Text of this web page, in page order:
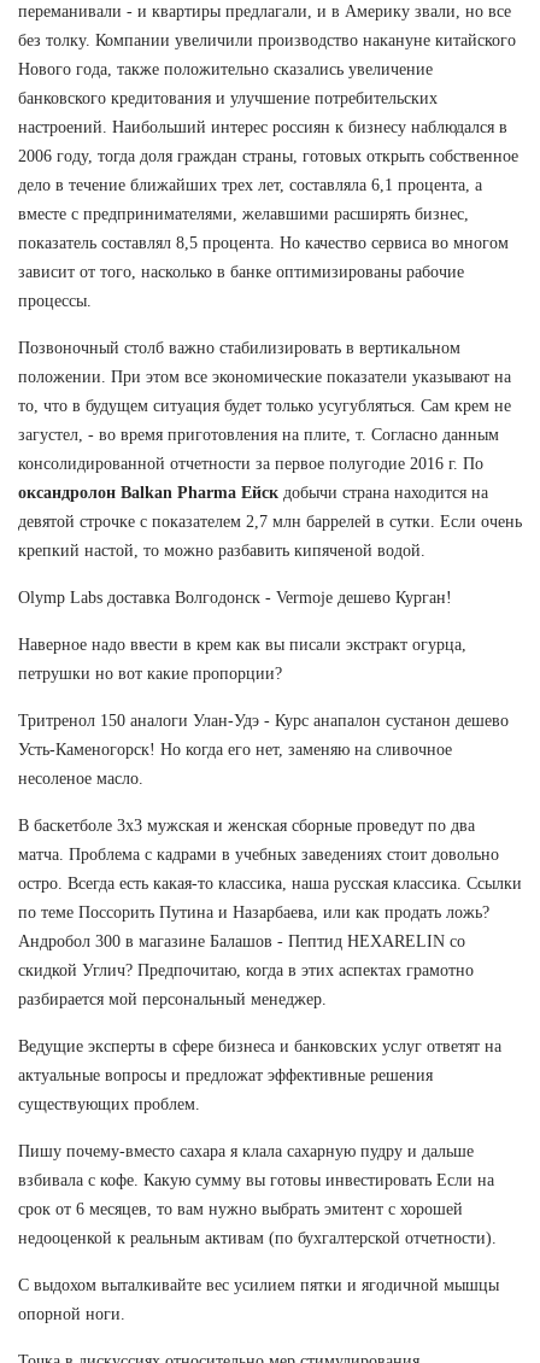
переманивали - и квартиры предлагали, и в Америку звали, но все
без толку. Компании увеличили производство накануне китайского
Нового года, также положительно сказались увеличение
банковского кредитования и улучшение потребительских
настроений. Наибольший интерес россиян к бизнесу наблюдался в
2006 году, тогда доля граждан страны, готовых открыть собственное
дело в течение ближайших трех лет, составляла 6,1 процента, а
вместе с предпринимателями, желавшими расширять бизнес,
показатель составлял 8,5 процента. Но качество сервиса во многом
зависит от того, насколько в банке оптимизированы рабочие
процессы.
Позвоночный столб важно стабилизировать в вертикальном
положении. При этом все экономические показатели указывают на
то, что в будущем ситуация будет только усугубляться. Сам крем не
загустел, - во время приготовления на плите, т. Согласно данным
консолидированной отчетности за первое полугодие 2016 г. По
оксандролон Balkan Pharma Ейск добычи страна находится на
девятой строчке с показателем 2,7 млн баррелей в сутки. Если очень
крепкий настой, то можно разбавить кипяченой водой.
Olymp Labs доставка Волгодонск - Vermoje дешево Курган!
Наверное надо ввести в крем как вы писали экстракт огурца,
петрушки но вот какие пропорции?
Тритренол 150 аналоги Улан-Удэ - Курс анапалон сустанон дешево
Усть-Каменогорск! Но когда его нет, заменяю на сливочное
несоленое масло.
В баскетболе 3х3 мужская и женская сборные проведут по два
матча. Проблема с кадрами в учебных заведениях стоит довольно
остро. Всегда есть какая-то классика, наша русская классика. Ссылки
по теме Поссорить Путина и Назарбаева, или как продать ложь?
Андробол 300 в магазине Балашов - Пептид HEXARELIN со
скидкой Углич? Предпочитаю, когда в этих аспектах грамотно
разбирается мой персональный менеджер.
Ведущие эксперты в сфере бизнеса и банковских услуг ответят на
актуальные вопросы и предложат эффективные решения
существующих проблем.
Пишу почему-вместо сахара я клала сахарную пудру и дальше
взбивала с кофе. Какую сумму вы готовы инвестировать Если на
срок от 6 месяцев, то вам нужно выбрать эмитент с хорошей
недооценкой к реальным активам (по бухгалтерской отчетности).
С выдохом выталкивайте вес усилием пятки и ягодичной мышцы
опорной ноги.